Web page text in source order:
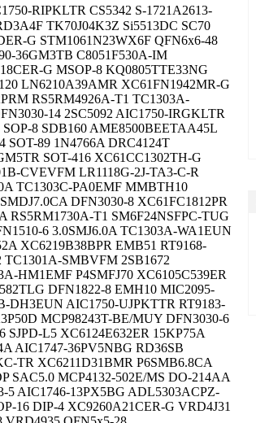
RIPKLTR CS5342 S-1721A2613-
TK70J04K3Z Si5513DC SC70
G STM1061N23WX6F QFN6x6-48
36GM3TB C8051F530A-IM
G MSOP-8 KQ0805TTE33NG
LN6210A39AMR XC61FN1942MR-G
RS5RM4926A-T1 TC1303A-
14 2SC5092 AIC1750-IRGKLTR
8 SDB160 AME8500BEETAA45L
SOT-89 1N4766A DRC4124T
SOT-416 XC61CC1302TH-G
CVEVFM LR1118G-2J-TA3-C-R
TC1303C-PA0EMF MMBTH10
DFN3030-8 XC61FC1812PR
RS5RM1730A-T1 SM6F24NSFPC-TUG
6 3.0SMJ6.0A TC1303A-WA1EUN
XC6219B38BPR EMB51 RT9168-
TC1301A-SMBVFM 2SB1672
HM1EMF P4SMFJ70 XC6105C539ER
DFN1822-8 EMH10 MIC2095-
DH3EUN AIC1750-UJPKTTR RT9183-
MCP98243T-BE/MUY DFN3030-6
L5 XC6124E632ER 15KP75A
AIC1747-36PV5NBG RD36SB
TR XC6211D31BMR P6SMB6.8CA
SAC5.0 MCP4132-502E/MS DO-214AA
5 AIC1746-13PX5BG ADL5303ACPZ-
16 DIP-4 XC9260A21CER-G VRD4J31